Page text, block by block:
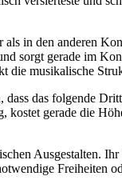
in den anderen
sorgt gerade im
musikalische
das folgende
gerade die
Ausgestalten.
Freiheiten